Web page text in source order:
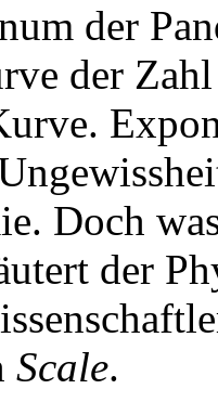
der
der
Doch
der
Scale.